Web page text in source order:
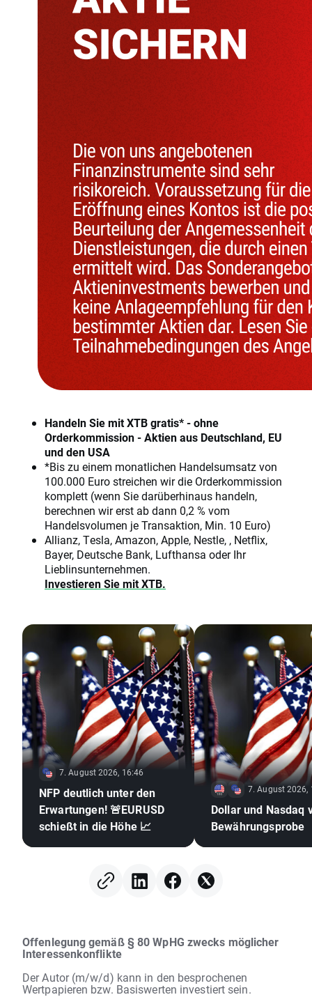
Handeln Sie mit XTB gratis* - ohne
Orderkommission - Aktien aus Deutschland, EU
und den USA
*Bis zu einem monatlichen Handelsumsatz von
100.000 Euro streichen wir die Orderkommission
komplett (wenn Sie darüberhinaus handeln,
berechnen wir erst ab dann 0,2 % vom
Handelsvolumen je Transaktion, Min. 10 Euro)
Allianz, Tesla, Amazon, Apple, Nestle, , Netflix,
Bayer, Deutsche Bank, Lufthansa oder Ihr
Lieblinsunternehmen.
Investieren Sie mit XTB.
7. August 2026, 16:46
NFP deutlich unter den
Erwartungen! 🚨EURUSD
schießt in die Höhe 📈
7. August 2026,
Dollar und Nasdaq
Bewährungsprobe
Offenlegung gemäß § 80 WpHG zwecks möglicher
Interessenkonflikte
Der Autor (m/w/d) kann in den besprochenen
Wertpapieren bzw. Basiswerten investiert sein.